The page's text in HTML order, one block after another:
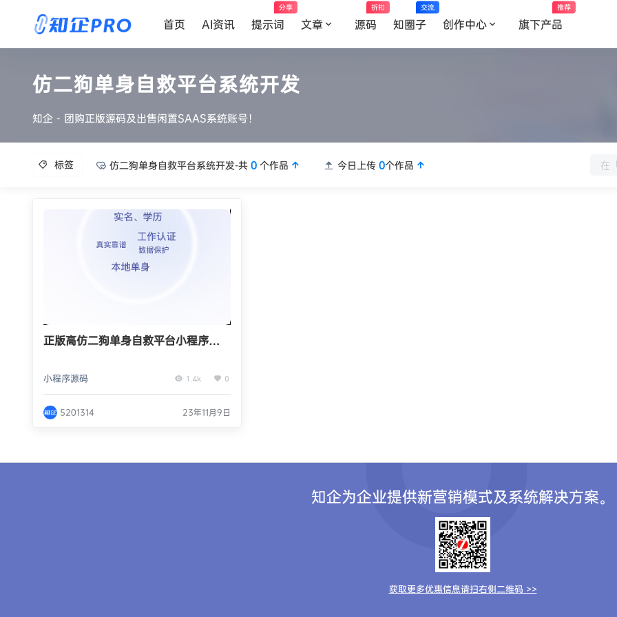
首页 AI资讯 提示词
分享
文章 源码
折扣
知圈子
交流
创作中心 旗下产品
推荐
仿二狗单身自救平台系统开发
知企 - 团购正版源码及出售闲置SAAS系统账号！
标签 仿二狗单身自救平台系统开发-共 0 个作品 今日上传 0个作品
正版高仿二狗单身自救平台小程序源
小程序源码 1.4k 0
5201314 23年11月9日
知企为企业提供新营销模式及系统解决方案。
获取更多优惠信息请扫右侧二维码 >>